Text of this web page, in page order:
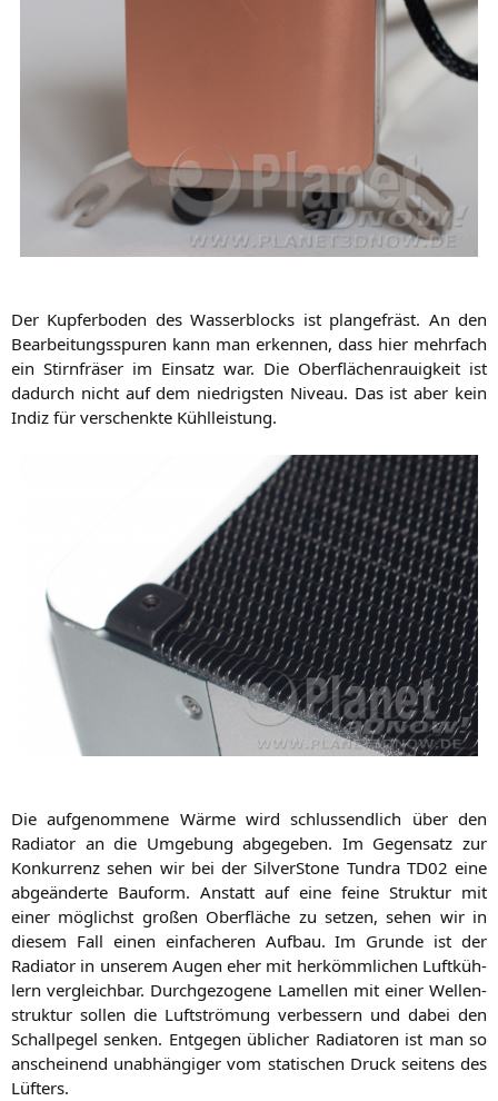
Der Kup­fer­bo­den des Was­ser­blocks ist plan­ge­fräst. An den
Bear­bei­tungs­spu­ren kann man erken­nen, dass hier mehr­fach
ein Stirn­frä­ser im Ein­satz war. Die Ober­flä­chen­rau­ig­keit ist
dadurch nicht auf dem nied­rigs­ten Niveau. Das ist aber kein
Indiz für ver­schenk­te Kühlleistung.
Die auf­ge­nom­me­ne Wär­me wird schluss­end­lich über den
Radia­tor an die Umge­bung abge­ge­ben. Im Gegen­satz zur
Kon­kur­renz sehen wir bei der Sil­ver­Stone Tun­dra TD02 eine
abge­än­der­te Bau­form. Anstatt auf eine fei­ne Struk­tur mit
einer mög­lichst gro­ßen Ober­flä­che zu set­zen, sehen wir in
die­sem Fall einen ein­fa­che­ren Auf­bau. Im Grun­de ist der
Radia­tor in unse­rem Augen eher mit her­kömm­li­chen Luft­küh­
lern ver­gleich­bar. Durch­ge­zo­ge­ne Lamel­len mit einer Wel­len­
struk­tur sol­len die Luft­strö­mung ver­bes­sern und dabei den
Schall­pe­gel sen­ken. Ent­ge­gen übli­cher Radia­to­ren ist man so
anschei­nend unab­hän­gi­ger vom sta­ti­schen Druck sei­tens des
Lüfters.